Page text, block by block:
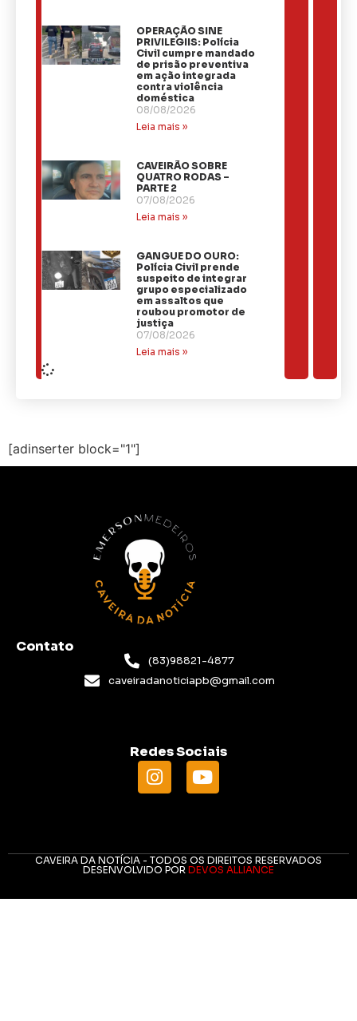
OPERAÇÃO SINE
PRIVILEGIIS: Polícia
Civil cumpre mandado
de prisão preventiva
em ação integrada
contra violência
doméstica
08/08/2026
Leia mais »
CAVEIRÃO SOBRE
QUATRO RODAS –
PARTE 2
07/08/2026
Leia mais »
GANGUE DO OURO:
Polícia Civil prende
suspeito de integrar
grupo especializado
em assaltos que
roubou promotor de
justiça
07/08/2026
Leia mais »
[adinserter block="1"]
Contato
(83)98821-4877
caveiradanoticiapb@gmail.com
Redes Sociais
CAVEIRA DA NOTÍCIA - TODOS OS DIREITOS RESERVADOS
DESENVOLVIDO POR DEVOS ALLIANCE